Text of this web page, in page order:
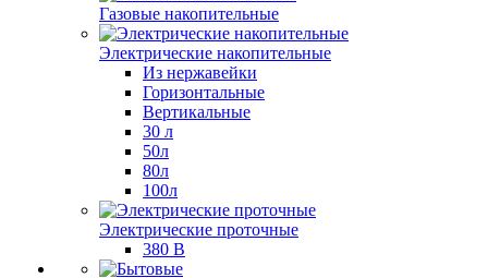
Газовые накопительные
Электрические накопительные
Из нержавейки
Горизонтальные
Вертикальные
30 л
50л
80л
100л
Электрические проточные
380 В